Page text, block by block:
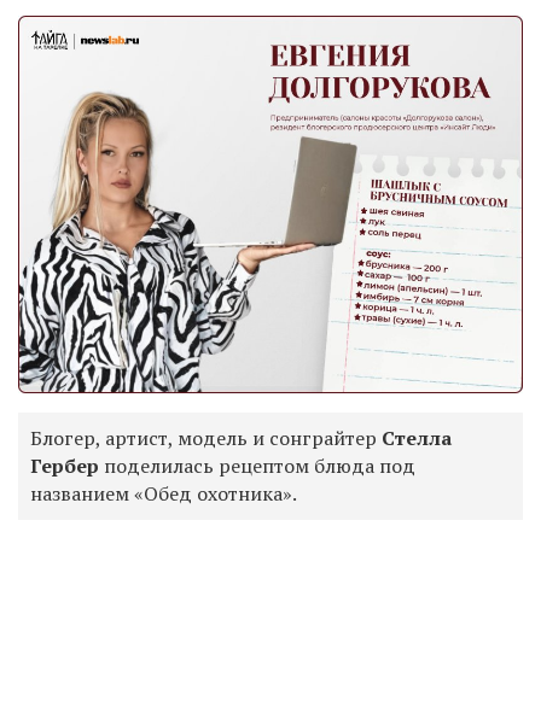
Блогер, артист, модель и сонграйтер Стелла
Гербер поделилась рецептом блюда под
названием «Обед охотника».